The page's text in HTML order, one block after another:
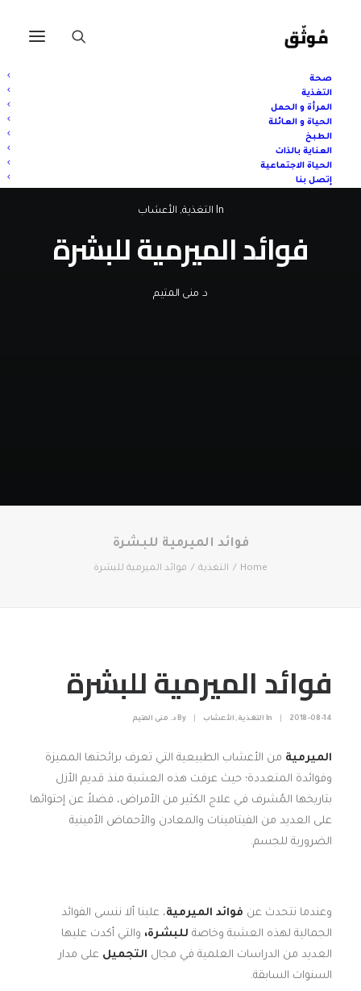
صحة
التغذية
المرأة و الحمل
الحياة و العائلة
الطبخ
العناية بالذات
الحياة الاجتماعية
إتصل بنا
In التغذية, الأعشاب
فوائد الميرمية للبشرة
د. منى المتيم
فوائد الميرمية للبشرة
Home التغذية فوائد الميرمية للبشرة
فوائد الميرمية للبشرة
2018-08-14
In التغذية , الأعشاب By د. منى المتيم
الميرمية من الأعشاب الطبيعية التي تعرف برائحتها المميزة
وفوائدة المتعددة؛ حيث عرفت هذه العشبة منذ قديم الأزل
بتاريخها المُشرف في علاج الكثير من الأمراض، فضلاً عن إحتوائها
على العديد من الفيتامينات والمعادن والأحماض الأمينية
الضرورية للجسم.
وعندما نتحدث عن فوائد الميرمية، علينا ألا ننسى الفوائد
الجمالية لهذه العشبة وخاصة للبشرة، والتي أكدت عليها
العديد من الدراسات العلمية في مجال التجميل على مدار
السنوات السابقة.